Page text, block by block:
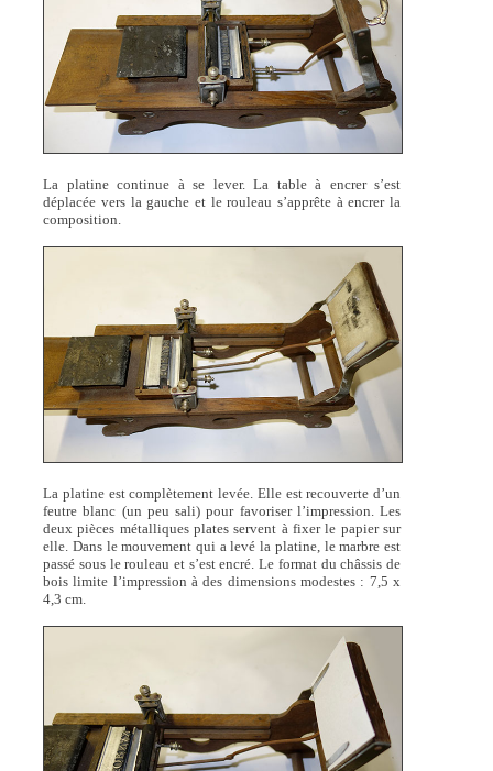
La platine continue à se lever. La table à encrer s’est
déplacée vers la gauche et le rouleau s’apprête à encrer la
composition.
La platine est complètement levée. Elle est recouverte d’un
feutre blanc (un peu sali) pour favoriser l’impression. Les
deux pièces métalliques plates servent à fixer le papier sur
elle. Dans le mouvement qui a levé la platine, le marbre est
passé sous le rouleau et s’est encré. Le format du châssis de
bois limite l’impression à des dimensions modestes : 7,5 x
4,3 cm.